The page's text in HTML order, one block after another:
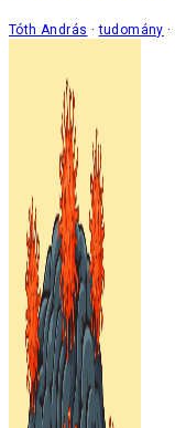
Tóth András tudomány